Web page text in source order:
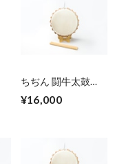
ちぢん 闘牛太鼓
¥16,000